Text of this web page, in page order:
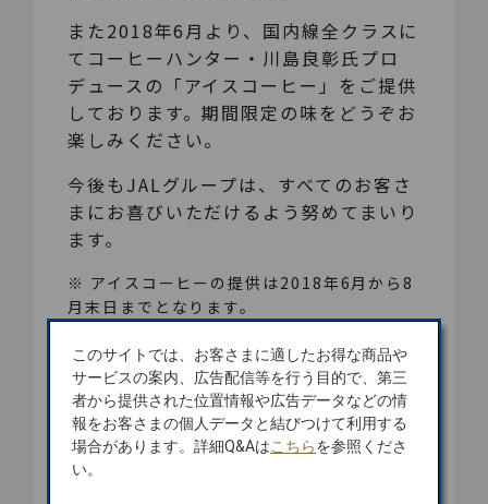
また2018年6月より、国内線全クラスに
てコーヒーハンター・川島良彰氏プロ
デュースの「アイスコーヒー」をご提供
しております。期間限定の味をどうぞお
楽しみください。
今後もJALグループは、すべてのお客さ
まにお喜びいただけるよう努めてまいり
ます。
※ アイスコーヒーの提供は2018年6月から8
月末日までとなります。
※ 一部路線では、お飲み物のサービスを実施
しておりません。また、ご用意できないお飲
み物がございます。あらかじめご了承くださ
い。
このサイトでは、お客さまに適したお得な商品や
サービスの案内、広告配信等を行う目的で、第三
者から提供された位置情報や広告データなどの情
報をお客さまの個人データと結びつけて利用する
場合があります。詳細Q&Aはこちらを参照くださ
い。